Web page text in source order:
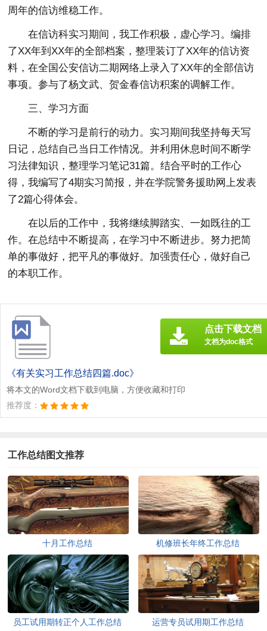
周年的信访维稳工作。
在信访科实习期间，我工作积极，虚心学习。编排
了XX年到XX年的全部档案，整理装订了XX年的信访资
料，在全国公安信访二期网络上录入了XX年的全部信访
事项。参与了杨文武、贺金春信访积案的调解工作。
三、学习方面
不断的学习是前行的动力。实习期间我坚持每天写
日记，总结自己当日工作情况。并利用休息时间不断学
习法律知识，整理学习笔记31篇。结合平时的工作心
得，我编写了4期实习简报，并在学院警务援助网上发表
了2篇心得体会。
在以后的工作中，我将继续脚踏实、一如既往的工
作。在总结中不断提高，在学习中不断进步。努力把简
单的事做好，把平凡的事做好。加强责任心，做好自己
的本职工作。
《有关实习工作总结四篇.doc》
将本文的Word文档下载到电脑，方便收藏和打印
推荐度：
点击下载文档
文档为doc格式
工作总结图文推荐
十月工作总结 机修班长年终工作总结
员工试用期转正个人工作总结 运营专员试用期工作总结